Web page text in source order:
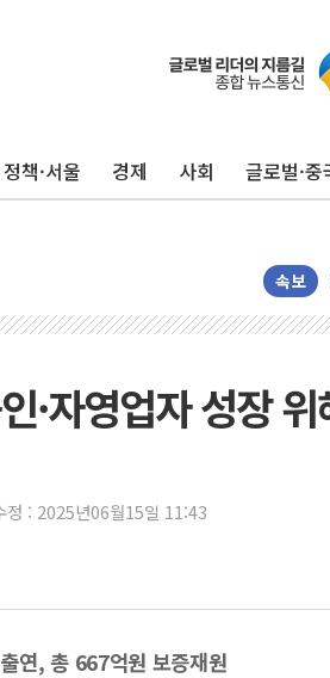
정책·서울 경제 사회 글로벌·중
속보
·자영업자 성장
정 : 2025년06월15일 11:43
연, 총 667억원 보증재원